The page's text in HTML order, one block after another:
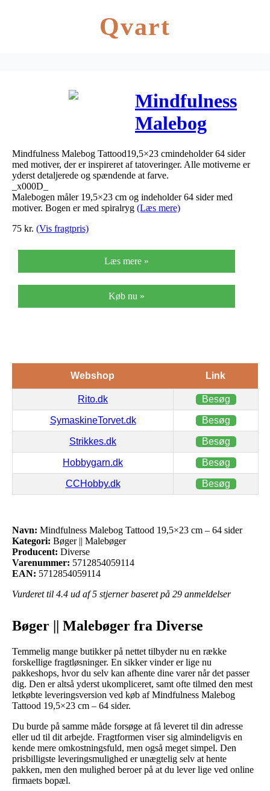
Qvart
Mindfulness
Malebog
Tattood
19,5×23 cm –
64 sider
Mindfulness Malebog Tattood19,5×23 cmindeholder 64 sider
med motiver, der er inspireret af tatoveringer. Alle motiverne er
yderst detaljerede og spændende at farve.
_x000D_
Malebogen måler 19,5×23 cm og indeholder 64 sider med
motiver. Bogen er med spiralryg (Læs mere)
75 kr. (Vis fragtpris)
Læs mere »
Køb nu »
Webshop Link
Rito.dk Besøg
SymaskineTorvet.dk Besøg
Strikkes.dk Besøg
Hobbygarn.dk Besøg
CCHobby.dk Besøg
Navn: Mindfulness Malebog Tattood 19,5×23 cm – 64 sider
Kategori: Bøger || Malebøger
Producent: Diverse
Varenummer: 5712854059114
EAN: 5712854059114
Vurderet til 4.4 ud af 5 stjerner baseret på 29 anmeldelser
Bøger || Malebøger fra Diverse
Temmelig mange butikker på nettet tilbyder nu en række
forskellige fragtløsninger. En sikker vinder er lige nu
pakkeshops, hvor du selv kan afhente dine varer når det passer
dig. Den er altså yderst ukompliceret, samt ofte tilmed den mest
letkøbte leveringsversion ved køb af Mindfulness Malebog
Tattood 19,5×23 cm – 64 sider.
Du burde på samme måde forsøge at få leveret til din adresse
eller ud til dit arbejde. Fragtformen viser sig almindeligvis en
kende mere omkostningsfuld, men også meget simpel. Den
prisbilligste leveringsmulighed er unægtelig selv at hente
pakken, men den mulighed beroer på at du lever lige ved online
firmaets bopæl.